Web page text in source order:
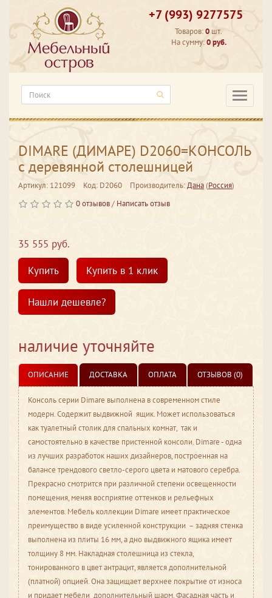
+7 (993) 9277575
Товаров:0 шт.
На сумму:0 руб.
DIMARE (ДИМАРЕ) D2060=КОНСОЛЬ
с деревянной столешницей
Артикул: 121099 Код: D2060 Производитель:Дана(Россия)
0 отзывов/ Написать отзыв
35 555 руб.
Купить
Купить в 1 клик
Нашли дешевле?
наличие уточняйте
ОПИСАНИЕ ДОСТАВКА ОПЛАТА ОТЗЫВОВ (0)
Консоль серии Dimare выполнена в современном стиле
модерн. Содержит выдвижной ящик. Может использоваться
как туалетный столик для спальных комнат, так и
самостоятельно в качестве пристенной консоли. Dimare - одна
из лучших разработок наших дизайнеров, построенная на
балансе трендового светло-серого цвета и матового серебра.
Прекрасно смотрится при различной степени освещенности
помещения, меняя восприятие оттенков и рельефных
элементов. Мебель коллекции Dimare имеет практическое
преимущество в виде усиленной конструкции – задняя стенка
выполнена из плиты 16 мм, а дно выдвижного ящика имеет
толщину 8 мм. Накладная столешница из стекла,
тонированного в цвет антрацит, является дополнительной
(платной) опцией. Она защищает верхнее покрытие от износа
и придает мебели дополнительный шарм. Фасадная часть и